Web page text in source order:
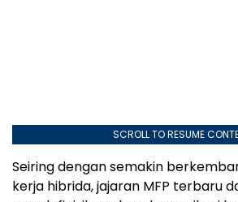
SCROLL TO RESUME
Seiring dengan semakin
kerja hibrida, jajaran MFP terbaru